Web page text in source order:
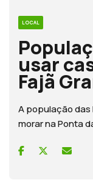
LOCAL
usar
Fajã
A população das
morar na Ponta